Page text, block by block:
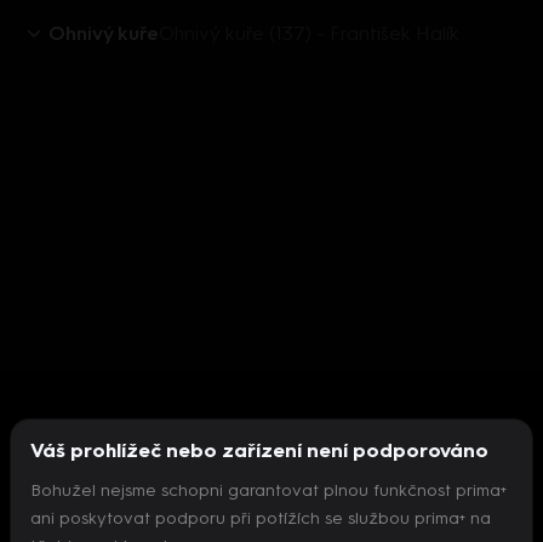
Ohnivý kuře
Nepodařilo se inicializovat přehrávač
Váš prohlížeč nebo zařízení není podporováno
Bohužel nejsme schopni garantovat plnou funkčnost prima+
ani poskytovat podporu při potížích se službou prima+ na